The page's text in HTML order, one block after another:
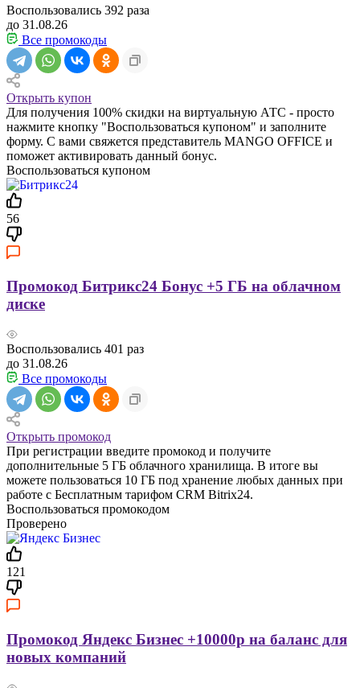
Воспользовались 392 раза
до 31.08.26
Все промокоды
Открыть купон
Для получения 100% скидки на виртуальную АТС - просто
нажмите кнопку "Воспользоваться купоном" и заполните
форму. С вами свяжется представитель MANGO OFFICE и
поможет активировать данный бонус.
Воспользоваться купоном
56
Промокод Битрикс24 Бонус +5 ГБ на облачном
диске
Воспользовались 401 раз
до 31.08.26
Все промокоды
Открыть промокод
При регистрации введите промокод и получите
дополнительные 5 ГБ облачного хранилища. В итоге вы
можете пользоваться 10 ГБ под хранение любых данных при
работе с Бесплатным тарифом CRM Bitrix24.
Воспользоваться промокодом
Проверено
121
Промокод Яндекс Бизнес +10000р на баланс для
новых компаний